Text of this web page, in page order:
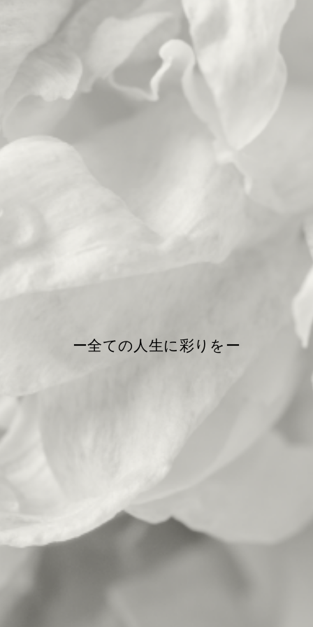
ー全ての人生に彩りをー